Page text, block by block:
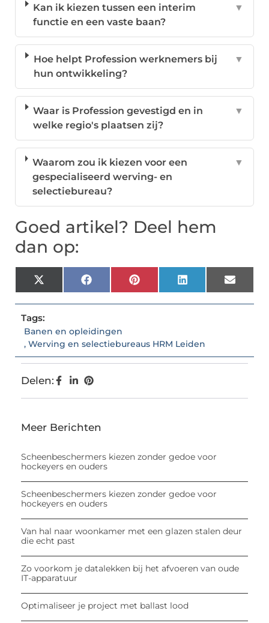
Kan ik kiezen tussen een interim
functie en een vaste baan?
▼
Hoe helpt Profession werknemers bij
hun ontwikkeling?
▼
Waar is Profession gevestigd en in
welke regio's plaatsen zij?
▼
Waarom zou ik kiezen voor een
gespecialiseerd werving- en
selectiebureau?
▼
Goed artikel? Deel hem
dan op:
X
(Twitter)
FacebookPinterestLinkedIn Email
Tags:
Banen en opleidingen
, Werving en selectiebureaus HRM Leiden
Delen:
Meer Berichten
Scheenbeschermers kiezen zonder gedoe voor
hockeyers en ouders
Scheenbeschermers kiezen zonder gedoe voor
hockeyers en ouders
Van hal naar woonkamer met een glazen stalen deur
die echt past
Zo voorkom je datalekken bij het afvoeren van oude
IT-apparatuur
Optimaliseer je project met ballast lood